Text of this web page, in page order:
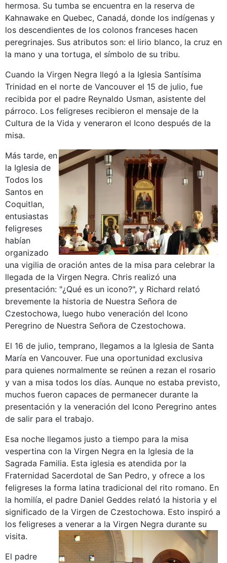
hermosa. Su tumba se encuentra en la reserva de
Kahnawake en Quebec, Canadá, donde los indígenas y
los descendientes de los colonos franceses hacen
peregrinajes. Sus atributos son: el lirio blanco, la cruz en
la mano y una tortuga, el símbolo de su tribu.
Cuando la Virgen Negra llegó a la Iglesia Santísima
Trinidad en el norte de Vancouver el 15 de julio, fue
recibida por el padre Reynaldo Usman, asistente del
párroco. Los feligreses recibieron el mensaje de la
Cultura de la Vida y veneraron el Icono después de la
misa.
Más tarde, en
la Iglesia de
Todos los
Santos en
Coquitlan,
entusiastas
feligreses
habían
organizado
una vigilia de oración antes de la misa para celebrar la
llegada de la Virgen Negra. Chris realizó una
presentación: "¿Qué es un icono?", y Richard relató
brevemente la historia de Nuestra Señora de
Czestochowa, luego hubo veneración del Icono
Peregrino de Nuestra Señora de Czestochowa.
El 16 de julio, temprano, llegamos a la Iglesia de Santa
María en Vancouver. Fue una oportunidad exclusiva
para quienes normalmente se reúnen a rezan el rosario
y van a misa todos los días. Aunque no estaba previsto,
muchos fueron capaces de permanecer durante la
presentación y la veneración del Icono Peregrino antes
de salir para el trabajo.
Esa noche llegamos justo a tiempo para la misa
vespertina con la Virgen Negra en la Iglesia de la
Sagrada Familia. Esta iglesia es atendida por la
Fraternidad Sacerdotal de San Pedro, y ofrece a los
feligreses la forma latina tradicional del rito romano. En
la homilía, el padre Daniel Geddes relató la historia y el
significado de la Virgen de Czestochowa. Esto inspiró a
los feligreses a venerar a la Virgen Negra durante su
visita.
El padre